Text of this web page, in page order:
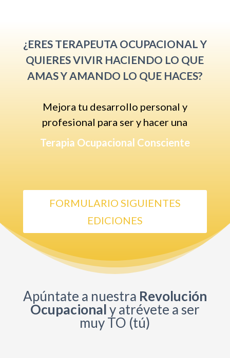
¿ERES TERAPEUTA OCUPACIONAL Y
QUIERES VIVIR HACIENDO LO QUE
AMAS Y AMANDO LO QUE HACES?
Mejora tu desarrollo personal y
profesional para ser y hacer una
Terapia Ocupacional Consciente
FORMULARIO SIGUIENTES
EDICIONES
Apúntate a nuestra Revolución
Ocupacionaly atrévete a ser
muy TO (tú)